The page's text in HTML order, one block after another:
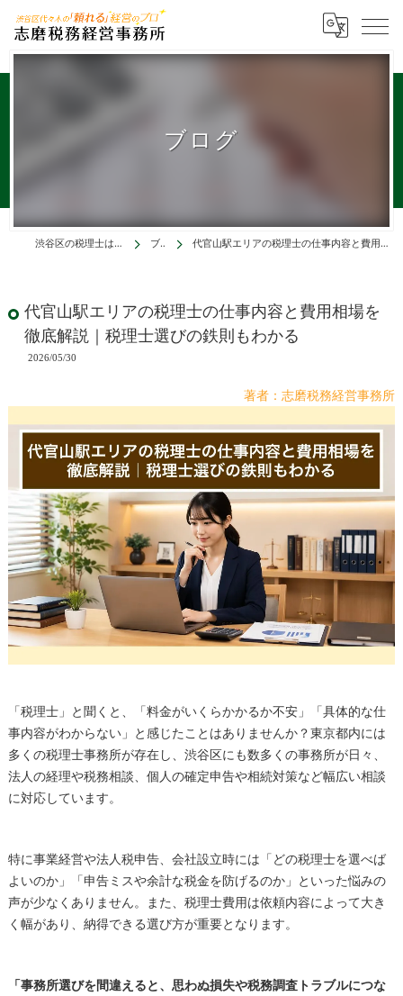
ブログ
渋谷区の税理士は志磨税務経営事務所 ブログ 代官山駅エリアの税理士の仕事内容と費用相場を徹底解説｜税理士選びの鉄則もわかる
代官山駅エリアの税理士の仕事内容と費用相場を
徹底解説｜税理士選びの鉄則もわかる
2026/05/30
著者：志磨税務経営事務所
「税理士」と聞くと、「料金がいくらかかるか不安」「具体的な仕
事内容がわからない」と感じたことはありませんか？東京都内には
多くの税理士事務所が存在し、渋谷区にも数多くの事務所が日々、
法人の経理や税務相談、個人の確定申告や相続対策など幅広い相談
に対応しています。
特に事業経営や法人税申告、会社設立時には「どの税理士を選べば
よいのか」「申告ミスや余計な税金を防げるのか」といった悩みの
声が少なくありません。また、税理士費用は依頼内容によって大き
く幅があり、納得できる選び方が重要となります。
「事務所選びを間違えると、思わぬ損失や税務調査トラブルにつな